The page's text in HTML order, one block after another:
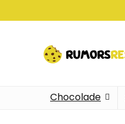
Chocolade